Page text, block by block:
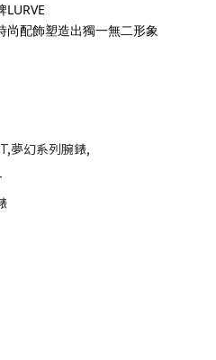
LURVE
尚配飾塑造出獨一無二形象